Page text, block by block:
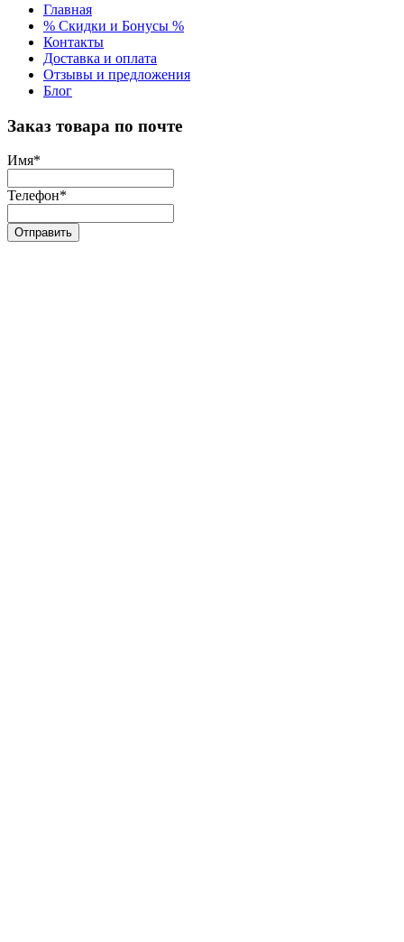
Главная
% Скидки и Бонусы %
Контакты
Доставка и оплата
Отзывы и предложения
Блог
Заказ товара по почте
Имя*
Телефон*
Отправить